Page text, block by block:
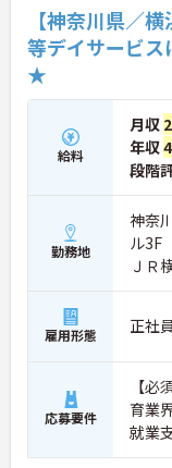
【神奈川県／
等デイサービ
★
給料
月収
年収
段階
勤務地
神奈
ル3F
ＪＲ
雇用形態 正社
応募要件
【
育業
就業
ど）